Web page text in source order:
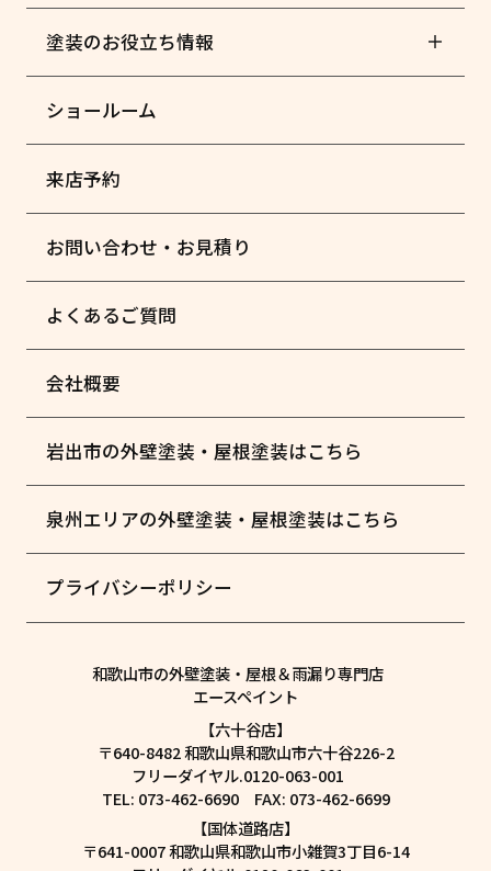
塗装のお役立ち情報
ショールーム
来店予約
お問い合わせ・お見積り
よくあるご質問
会社概要
岩出市の外壁塗装・屋根塗装はこちら
泉州エリアの外壁塗装・屋根塗装はこちら
プライバシーポリシー
和歌山市の外壁塗装・屋根＆雨漏り専門店
エースペイント
【六十谷店】
〒640-8482 和歌山県和歌山市六十谷226-2
フリーダイヤル.0120-063-001
TEL: 073-462-6690 FAX: 073-462-6699
【国体道路店】
〒641-0007 和歌山県和歌山市小雑賀3丁目6-14